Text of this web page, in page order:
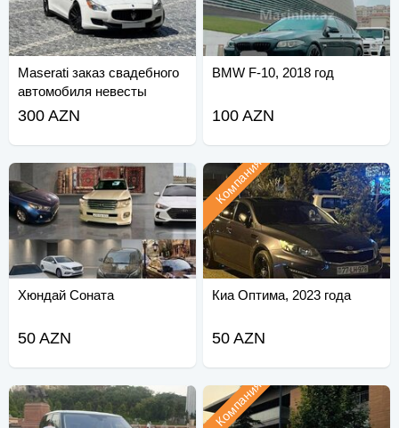
Maserati заказ свадебного
автомобиля невесты
300 AZN
BMW F-10, 2018 год
100 AZN
Хюндай Соната
50 AZN
Киа Оптима, 2023 года
Компания
50 AZN
Компания